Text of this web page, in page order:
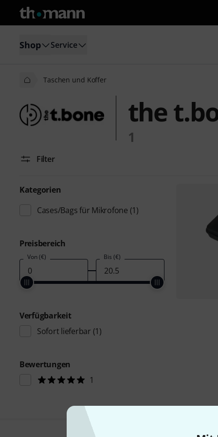
Shop Service
Taschen und Koffer
the
1
Filter
Kategorien
Cases/Bags für Mikrofone (1)
Preisbereich
Von (€) Bis (€)
Verfügbarkeit
Sofort lieferbar (1)
Bewertungen
1